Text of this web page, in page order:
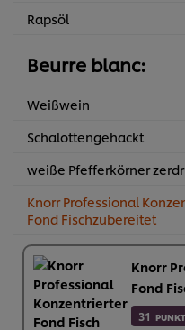
Rapsöl
Beurre blanc:
Weißwein
Schalottengehackt
weiße Pfefferkörner
Knorr Professional
Fond Fischzubereitet
Knorr
Fond
31